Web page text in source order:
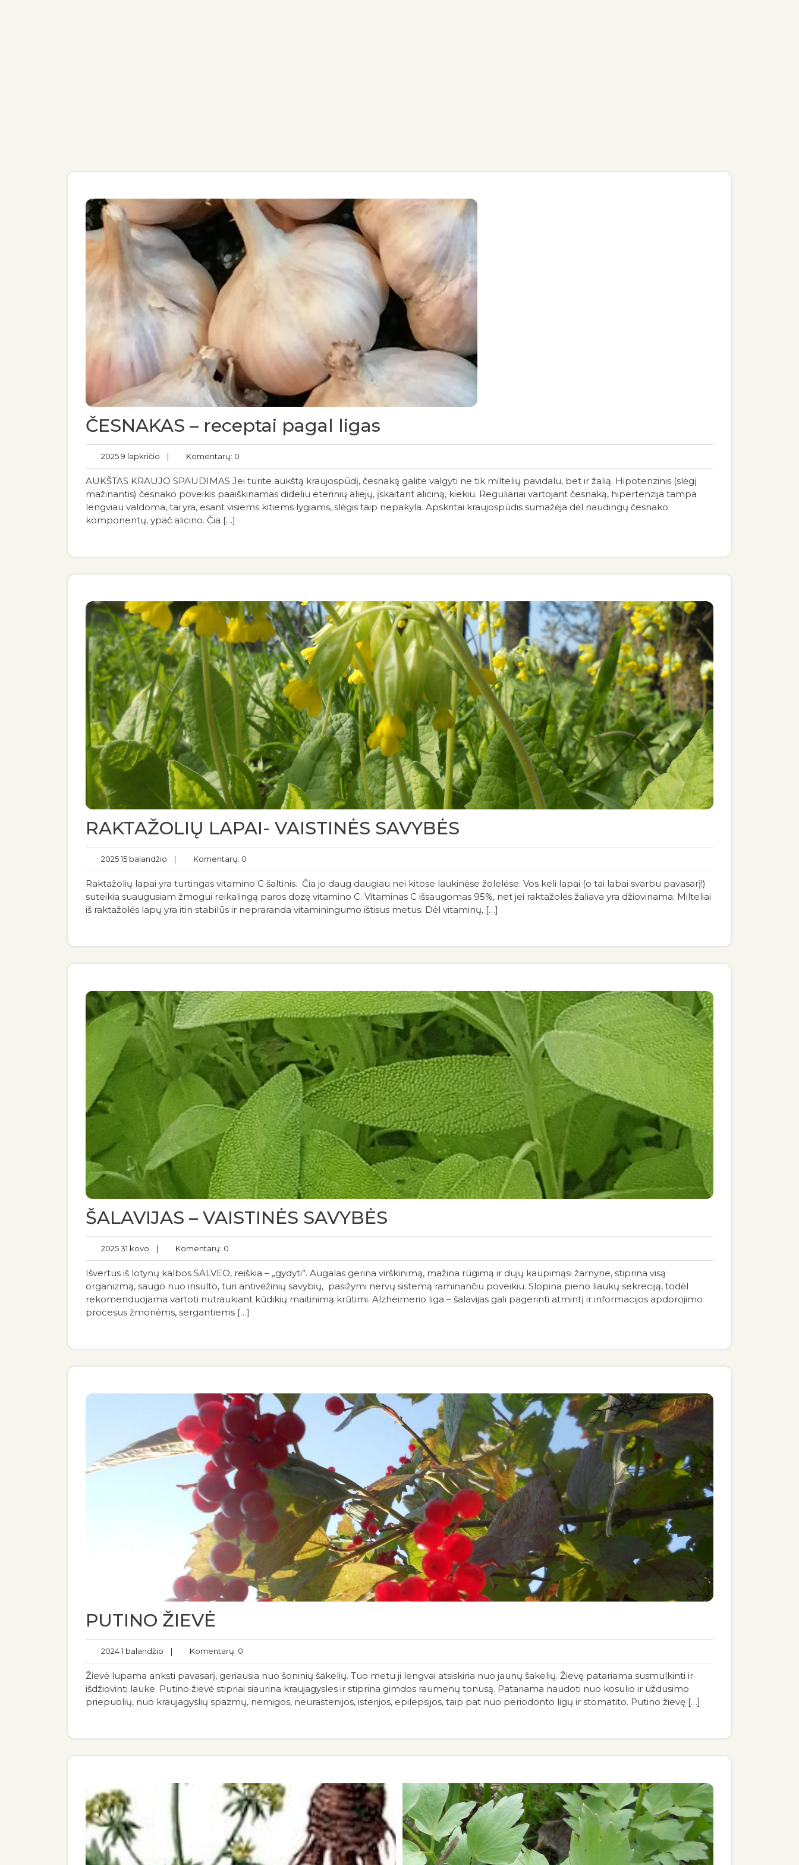
ČESNAKAS – receptai pagal ligas
2025 9 lapkričio | Komentarų: 0
AUKŠTAS KRAUJO SPAUDIMAS Jei turite aukštą kraujospūdį, česnaką galite valgyti ne tik miltelių pavidalu, bet ir žalią. Hipotenzinis (slėgį
mažinantis) česnako poveikis paaiškinamas dideliu eterinių aliejų, įskaitant aliciną, kiekiu. Reguliariai vartojant česnaką, hipertenzija tampa
lengviau valdoma, tai yra, esant visiems kitiems lygiams, slėgis taip nepakyla. Apskritai kraujospūdis sumažėja dėl naudingų česnako
komponentų, ypač alicino. Čia […]
RAKTAŽOLIŲ LAPAI- VAISTINĖS SAVYBĖS
2025 15 balandžio | Komentarų: 0
Raktažolių lapai yra turtingas vitamino C šaltinis. Čia jo daug daugiau nei kitose laukinėse žolelėse. Vos keli lapai (o tai labai svarbu pavasarį!)
suteikia suaugusiam žmogui reikalingą paros dozę vitamino C. Vitaminas C išsaugomas 95%, net jei raktažolės žaliava yra džiovinama. Milteliai
iš raktažolės lapų yra itin stabilūs ir nepraranda vitaminingumo ištisus metus. Dėl vitaminų, […]
ŠALAVIJAS – VAISTINĖS SAVYBĖS
2025 31 kovo | Komentarų: 0
Išvertus iš lotynų kalbos SALVEO, reiškia – „gydyti”. Augalas gerina virškinimą, mažina rūgimą ir dujų kaupimąsi žarnyne, stiprina visą
organizmą, saugo nuo insulto, turi antivėžinių savybių, pasižymi nervų sistemą raminančiu poveikiu. Slopina pieno liaukų sekreciją, todėl
rekomenduojama vartoti nutraukiant kūdikių maitinimą krūtimi. Alzheimerio liga – šalavijas gali pagerinti atmintį ir informacijos apdorojimo
procesus žmonėms, sergantiems […]
PUTINO ŽIEVĖ
2024 1 balandžio | Komentarų: 0
Žievė lupama anksti pavasarį, geriausia nuo šoninių šakelių. Tuo metu ji lengvai atsiskiria nuo jaunų šakelių. Žievę patariama susmulkinti ir
išdžiovinti lauke. Putino žievė stipriai siaurina kraujagysles ir stiprina gimdos raumenų tonusą. Patariama naudoti nuo kosulio ir uždusimo
priepuolių, nuo kraujagyslių spazmų, nemigos, neurastenijos, isterijos, epilepsijos, taip pat nuo periodonto ligų ir stomatito. Putino žievę […]